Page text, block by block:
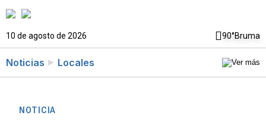
10 de agosto de 2026 90°Bruma
Noticias Locales
NOTICIA